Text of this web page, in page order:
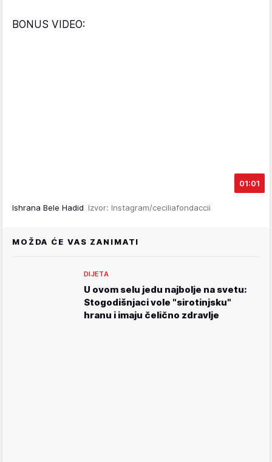
BONUS VIDEO:
01:01
Ishrana Bele Hadid Izvor: Instagram/ceciliafondaccii
MOŽDA ĆE VAS ZANIMATI
DIJETA
U ovom selu jedu najbolje na svetu:
Stogodišnjaci vole "sirotinjsku"
hranu i imaju čelično zdravlje